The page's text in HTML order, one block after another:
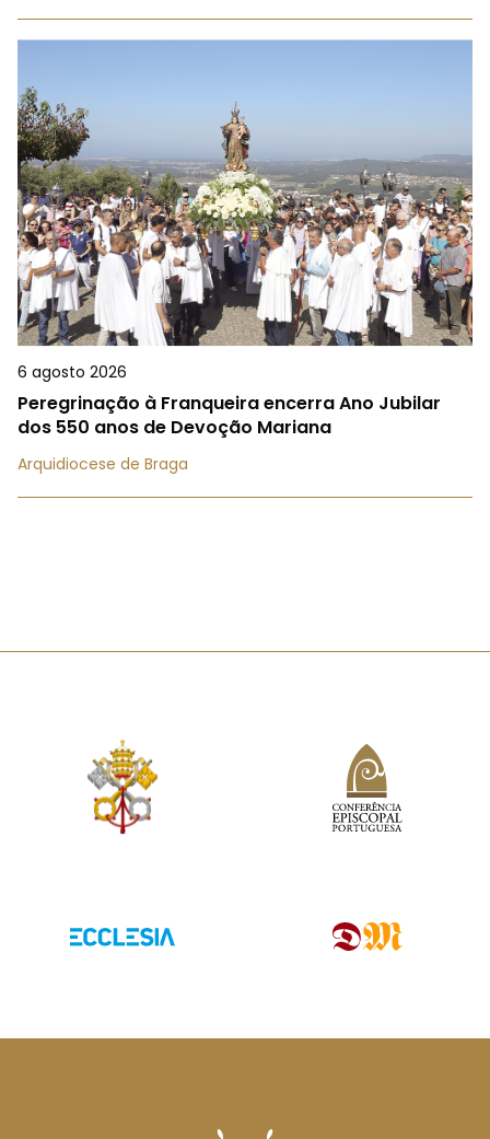
6 agosto 2026
Peregrinação à Franqueira encerra Ano Jubilar
dos 550 anos de Devoção Mariana
Arquidiocese de Braga